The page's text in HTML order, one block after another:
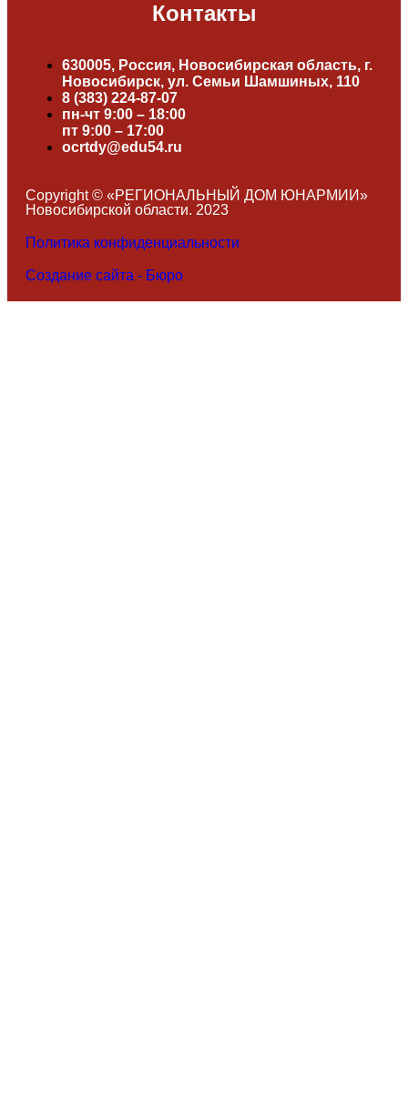
Контакты
630005, Россия, Новосибирская область, г.
Новосибирск, ул. Семьи Шамшиных, 110
8 (383) 224-87-07
пн-чт 9:00 – 18:00
пт 9:00 – 17:00
ocrtdy@edu54.ru
Copyright © «РЕГИОНАЛЬНЫЙ ДОМ ЮНАРМИИ»
Новосибирской области. 2023
Политика конфиденциальности
Создание сайта - Бюро